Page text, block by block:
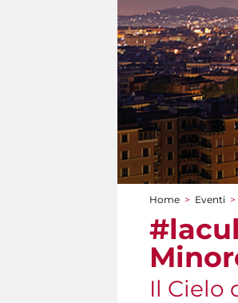
Tu sei qui
Home > Eventi >
Il Cielo